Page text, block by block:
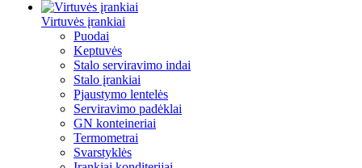
Virtuvės įrankiai
Puodai
Keptuvės
Stalo serviravimo indai
Stalo įrankiai
Pjaustymo lentelės
Serviravimo padėklai
GN konteineriai
Termometrai
Svarstyklės